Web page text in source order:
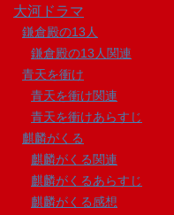
大河ドラマ
鎌倉殿の13人
鎌倉殿の13人関連
青天を衝け
青天を衝け関連
青天を衝けあらすじ
麒麟がくる
麒麟がくる関連
麒麟がくるあらすじ
麒麟がくる感想